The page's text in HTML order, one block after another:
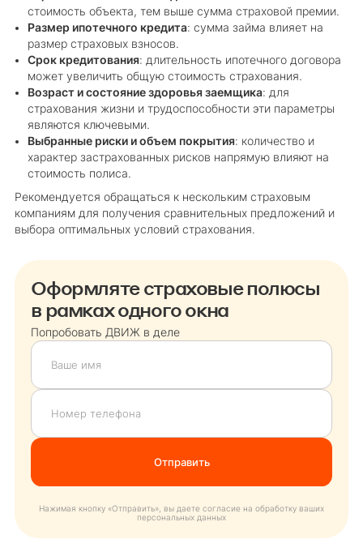
стоимость объекта, тем выше сумма страховой премии.
Размер ипотечного кредита: сумма займа влияет на
размер страховых взносов.
Срок кредитования: длительность ипотечного договора
может увеличить общую стоимость страхования.
Возраст и состояние здоровья заемщика: для
страхования жизни и трудоспособности эти параметры
являются ключевыми.
Выбранные риски и объем покрытия: количество и
характер застрахованных рисков напрямую влияют на
стоимость полиса.
Рекомендуется обращаться к нескольким страховым
компаниям для получения сравнительных предложений и
выбора оптимальных условий страхования.
Оформляте страховые полюсы
в рамках одного окна
Попробовать ДВИЖ в деле
Нажимая кнопку «Отправить», вы даете согласие на обработку ваших
персональных данных